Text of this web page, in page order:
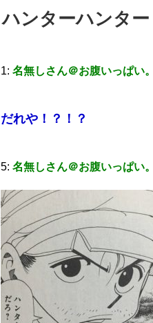
ハンターハンタ
1: 名無しさん＠お腹いっぱい。
だれや！？！？
5: 名無しさん＠お腹いっぱい。